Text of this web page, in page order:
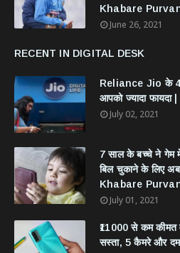
Khabare
June 26, 2021
RECENT IN DIGITAL DESK
Reliance Jio के 4
आपको ज्यादा
July 02, 2021
7 साल के बच्चे ने गेम
बिल चुकाने के लिए अब
Khabare
July 01, 2021
₹11000 से कम
सस्ता, 5 कैमरे और